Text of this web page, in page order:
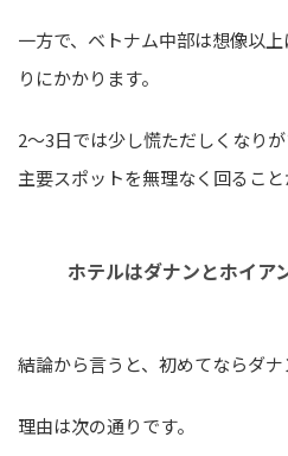
一方で、ベトナム中部は想像以
りにかかります。
2〜3日では少し慌ただしくなり
主要スポットを無理なく回ること
ホテルはダナンとホイア
結論から言うと、初めてならダナ
理由は次の通りです。